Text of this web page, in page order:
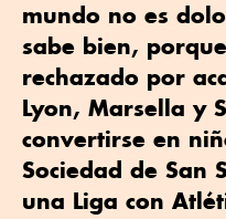
mundo no es
sabe bien,
rechazado por
Lyon, Marsella y
convertirse en
Sociedad de San
una Liga con